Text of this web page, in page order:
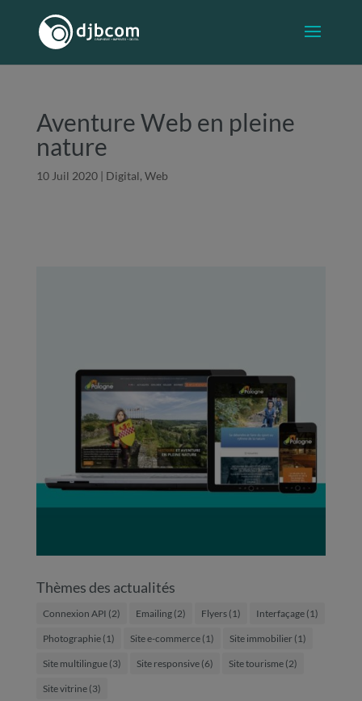
Aventure Web en pleine
nature
10 Juil 2020| Digital, Web
Thèmes des actualités
Connexion API (2) Emailing(2) Flyers(1) Interfaçage(1)
Photographie(1) Site e-commerce(1) Site immobilier(1)
Site multilingue(3) Site responsive(6) Site tourisme(2)
Site vitrine(3)